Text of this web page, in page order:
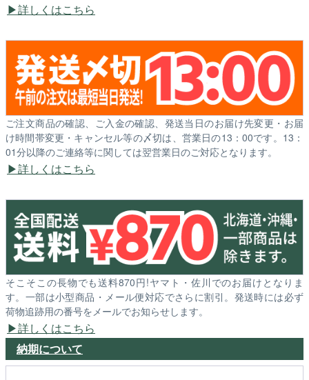
詳しくはこちら
ご注文商品の確認、ご入金の確認、発送当日のお届け先変更・お届
け時間帯変更・キャンセル等の〆切は、営業日の13：00です。13：
01分以降のご連絡等に関しては翌営業日のご対応となります。
詳しくはこちら
そこそこの長物でも送料870円!ヤマト・佐川でのお届けとなりま
す。一部は小型商品・メール便対応でさらに割引。発送時には必ず
荷物追跡用の番号をメールでお知らせします。
詳しくはこちら
納期について